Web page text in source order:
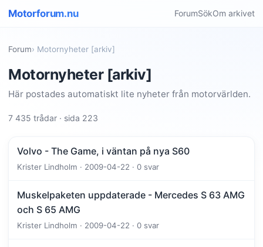
Motorforum.nu ForumSökOm arkivet
Forum› Motornyheter [arkiv]
Motornyheter [arkiv]
Här postades automatiskt lite nyheter från motorvärlden.
7 435 trådar · sida 223
Volvo - The Game, i väntan på nya S60
Krister Lindholm · 2009-04-22 · 0 svar
Muskelpaketen uppdaterade - Mercedes S 63 AMG
och S 65 AMG
Krister Lindholm · 2009-04-22 · 0 svar